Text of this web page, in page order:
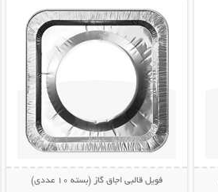
فویل قالبی اجاق گاز (بسته 10 عددی)